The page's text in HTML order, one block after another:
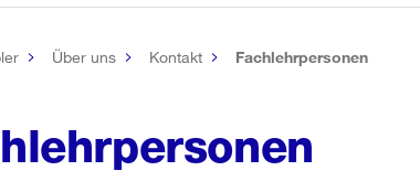
Über uns Kontakt Fachlehrpersonen